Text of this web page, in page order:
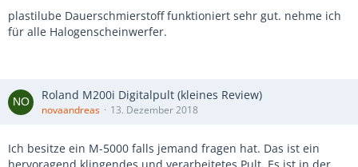
plastilube Dauerschmierstoff funktioniert sehr gut. nehme ich
für alle Halogenscheinwerfer.
Roland M200i Digitalpult (kleines Review)
novaandreas 13. Dezember 2018
Ich besitze ein M-5000 falls jemand fragen hat. Das ist ein